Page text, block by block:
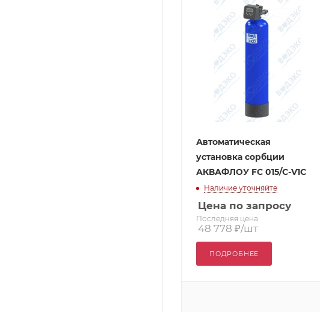
Автоматическая
установка сорбции
АКВАФЛОУ FC 015/C-V1C
Наличие уточняйте
Цена по запросу
Последняя цена
48 778 ₽/шт
ПОДРОБНЕЕ